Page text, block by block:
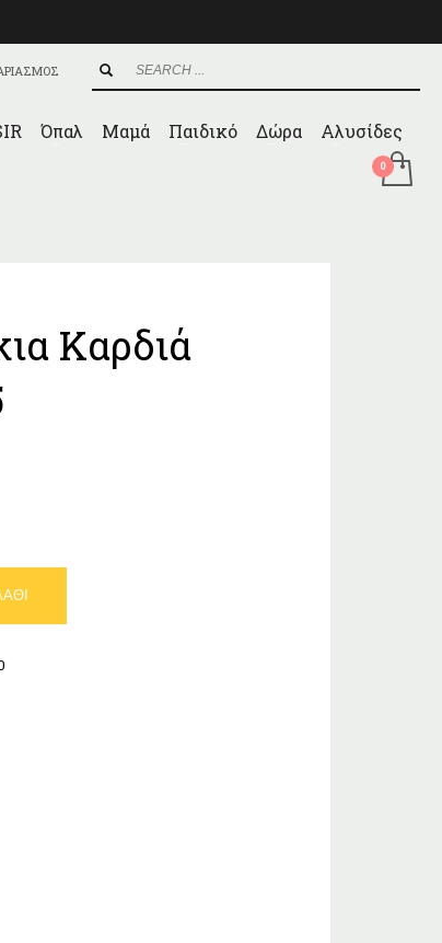
Όπαλ Μαμά Παιδικό Δώρα Αλυσίδες
Καρδιά